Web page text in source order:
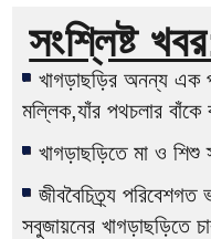
সংশ্লিষ্ট
খাগড়াছড়ির অনন্য এক
মল্লিক,যাঁর পথচলার
খাগড়াছড়িতে মা ও শিশু
জীববৈচিত্র্য পরিবেশগত
সবুজায়নের খাগড়াছড়িতে